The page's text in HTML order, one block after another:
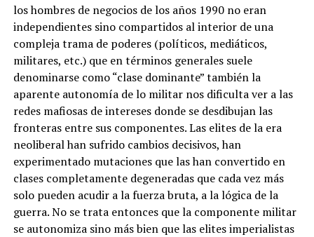
los hombres de negocios de los años 1990 no eran
independientes sino compartidos al interior de una
compleja trama de poderes (políticos, mediáticos,
militares, etc.) que en términos generales suele
denominarse como “clase dominante” también la
aparente autonomía de lo militar nos dificulta ver a las
redes mafiosas de intereses donde se desdibujan las
fronteras entre sus componentes. Las elites de la era
neoliberal han sufrido cambios decisivos, han
experimentado mutaciones que las han convertido en
clases completamente degeneradas que cada vez más
solo pueden acudir a la fuerza bruta, a la lógica de la
guerra. No se trata entonces que la componente militar
se autonomiza sino más bien que las elites imperialistas